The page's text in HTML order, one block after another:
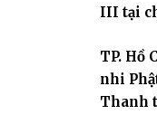
III tại
TP. Hồ
nhi
Thanh